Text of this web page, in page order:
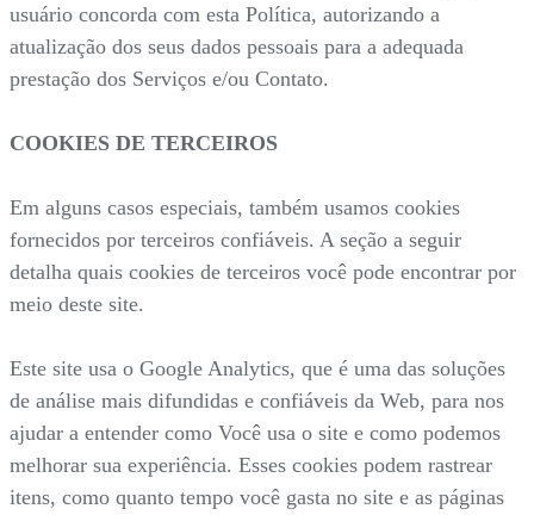
usuário concorda com esta Política, autorizando a
atualização dos seus dados pessoais para a adequada
prestação dos Serviços e/ou Contato.
COOKIES DE TERCEIROS
Em alguns casos especiais, também usamos cookies
fornecidos por terceiros confiáveis. A seção a seguir
detalha quais cookies de terceiros você pode encontrar por
meio deste site.
Este site usa o Google Analytics, que é uma das soluções
de análise mais difundidas e confiáveis da Web, para nos
ajudar a entender como Você usa o site e como podemos
melhorar sua experiência. Esses cookies podem rastrear
itens, como quanto tempo você gasta no site e as páginas